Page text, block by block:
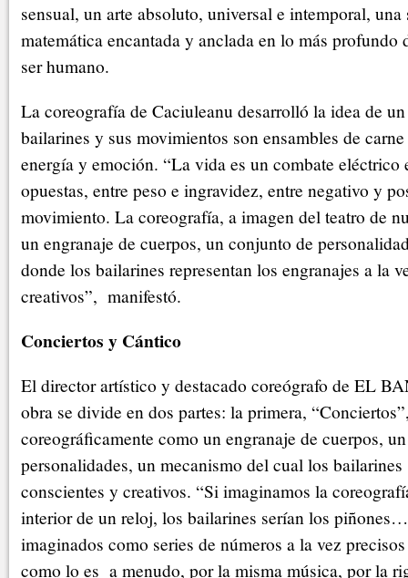
sensual, un arte absoluto, universal e intemporal, una
matemática encantada y anclada en lo más profundo
ser humano.
La coreografía de Caciuleanu desarrolló la idea de
bailarines y sus movimientos son ensambles de
energía y emoción. “La vida es un combate eléctrico
opuestas, entre peso e ingravidez, entre negativo y
movimiento. La coreografía, a imagen del teatro de
un engranaje de cuerpos, un conjunto de
donde los bailarines representan los engranajes a la
creativos”, manifestó.
Conciertos y Cántico
El director artístico y destacado coreógrafo de EL
obra se divide en dos partes: la primera,
coreográficamente como un engranaje de cuerpos,
personalidades, un mecanismo del cual los
conscientes y creativos. “Si imaginamos la
interior de un reloj, los bailarines serían los
imaginados como series de números a la vez
como lo es a menudo, por la misma música, por la